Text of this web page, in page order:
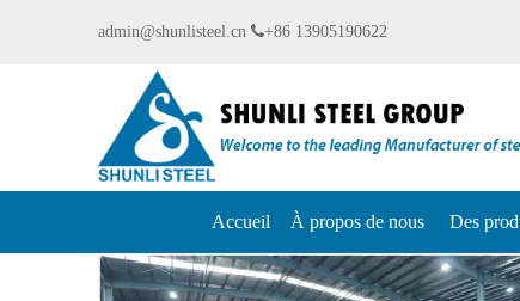
admin@shunlisteel.cn +86 13905190622
Accueil À propos de nous Des